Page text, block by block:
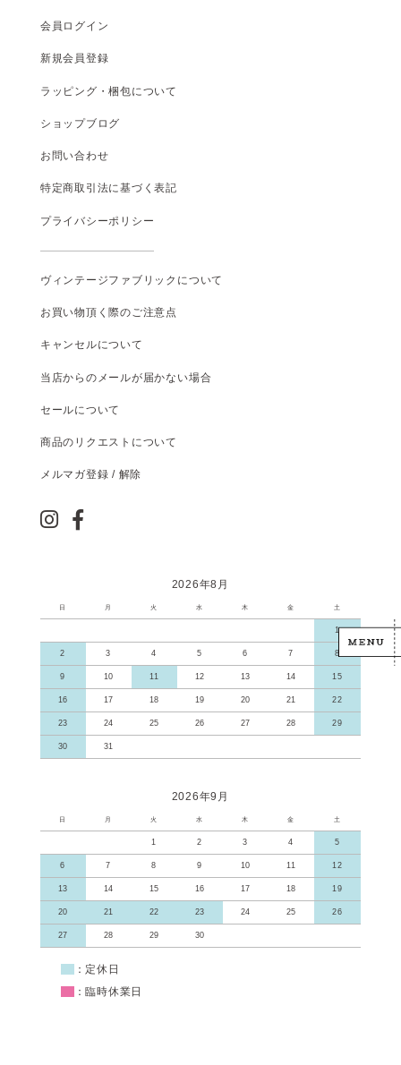
会員ログイン
新規会員登録
ラッピング・梱包について
ショップブログ
お問い合わせ
特定商取引法に基づく表記
プライバシーポリシー
ヴィンテージファブリックについて
お買い物頂く際のご注意点
キャンセルについて
当店からのメールが届かない場合
セールについて
商品のリクエストについて
メルマガ登録 / 解除
2026年8月
日 月 火 水 木 金 土
1
2 3 4 5 6 7 8
9 10 11 12 13 14 15
16 17 18 19 20 21 22
23 24 25 26 27 28 29
30 31
2026年9月
日 月 火 水 木 金 土
1 2 3 4 5
6 7 8 9 10 11 12
13 14 15 16 17 18 19
20 21 22 23 24 25 26
27 28 29 30
：定休日
：臨時休業日